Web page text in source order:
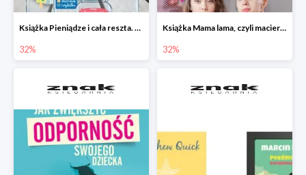
Książka Pieniądze i cała reszta. Naucz dziecko oszczędzać, dzielić się i mądrze wydawać
32%
Książka Mama lama, czyli macierzyństwo i inne przypadłości życiowe
32%